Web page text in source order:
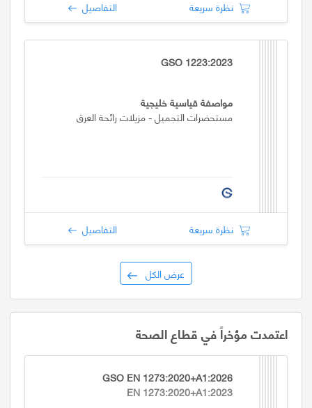
نظرة سريعة التفاصيل
GSO 1223:2023
مواصفة قياسية خليجية
مستحضرات التجميل - مزيلات رائحة العرق
نظرة سريعة التفاصيل
عرض الكل
اعتمدت مؤخراً في قطاع الصحة
GSO EN 1273:2020+A1:2026
EN 1273:2020+A1:2023